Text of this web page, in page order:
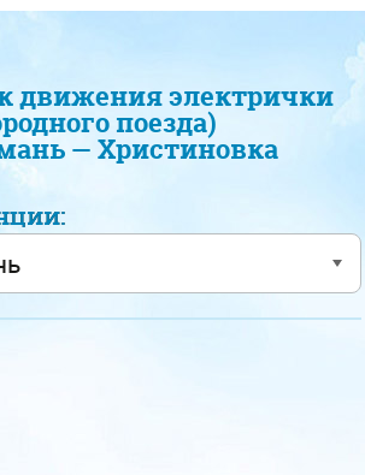
движения электрички
поезда)
— Христиновка